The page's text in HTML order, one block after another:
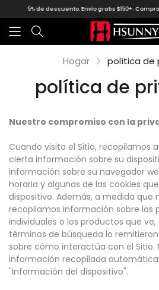
5% de descuento, flete $ 5.99.
Hogar política de
política de
Nuestro compromiso con la
Cuando visita el Sitio, recopilamos
cierta información sobre su
información sobre su navegador
horaria y algunas de las cookies
dispositivo. Además, a medida que
recopilamos información sobre las
individuales o los productos que ve,
términos de búsqueda lo
sobre cómo interactúa con el Sitio.
información recopilada
"Información del dispositivo".